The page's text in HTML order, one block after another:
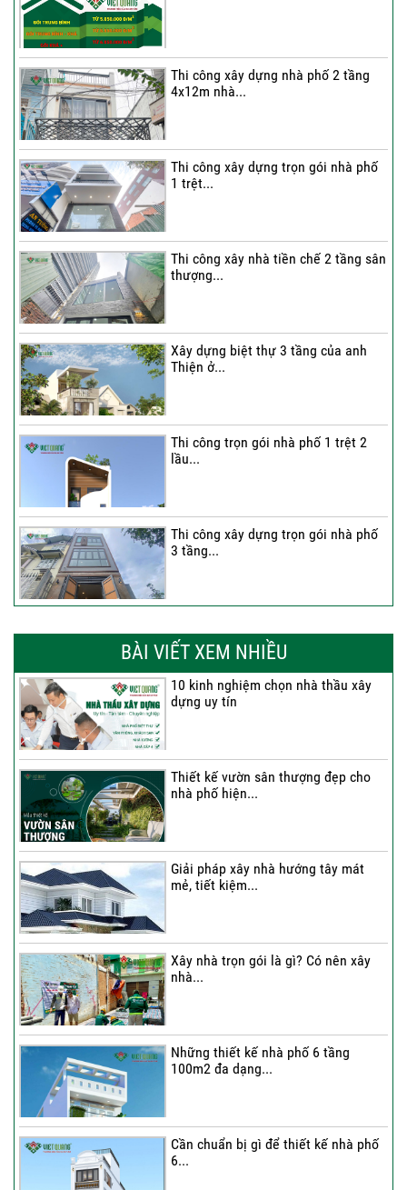
Thi công xây dựng nhà phố 2 tầng
4x12m nhà...
Thi công xây dựng trọn gói nhà phố
1 trệt...
Thi công xây nhà tiền chế 2 tầng sân
thượng...
Xây dựng biệt thự 3 tầng của anh
Thiện ở...
Thi công trọn gói nhà phố 1 trệt 2
lầu...
Thi công xây dựng trọn gói nhà phố
3 tầng...
Anh...
BÀI VIẾT XEM NHIỀU
10 kinh nghiệm chọn nhà thầu xây
dựng uy tín
Thiết kế vườn sân thượng đẹp cho
nhà phố hiện...
Giải pháp xây nhà hướng tây mát
mẻ, tiết kiệm...
Xây nhà trọn gói là gì? Có nên xây
nhà...
Những thiết kế nhà phố 6 tầng
100m2 đa dạng...
Cần chuẩn bị gì để thiết kế nhà phố
6...